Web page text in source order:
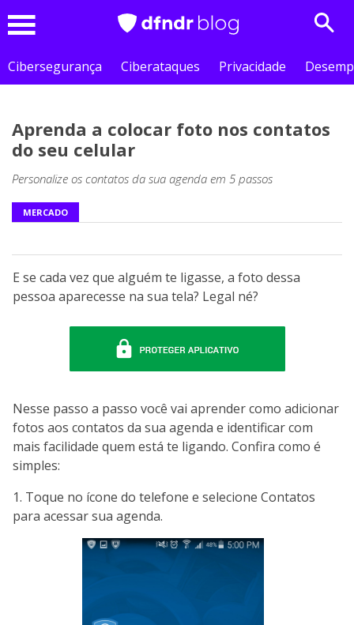
Cibersegurança
Ciberataques Privacidade
Aprenda a colocar foto nos contatos
do seu celular
Personalize os contatos da sua agenda em 5 passos
MERCADO
E se cada vez que alguém te ligasse, a foto dessa
pessoa aparecesse na sua tela? Legal né?
Nesse passo a passo você vai aprender como adicionar
fotos aos contatos da sua agenda e identificar com
mais facilidade quem está te ligando. Confira como é
simples:
1. Toque no ícone do telefone e selecione Contatos
para acessar sua agenda.